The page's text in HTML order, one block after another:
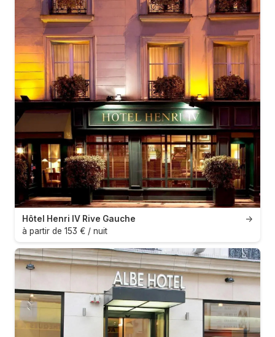
→
Hôtel Henri IV Rive Gauche
à partir de 153 € / nuit